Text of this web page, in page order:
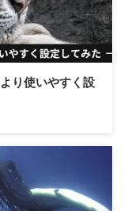
り使いやすく設